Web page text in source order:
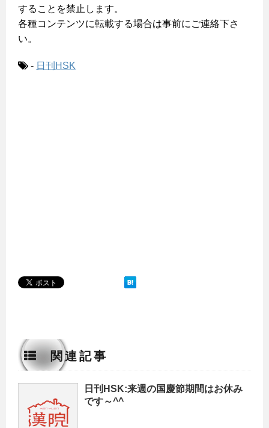
することを禁止します。
各種コンテンツに転載する場合は事前にご連絡下さ
い。
- 日刊HSK
関連記事
日刊HSK:来週の国慶節期間はお休み
です～^^